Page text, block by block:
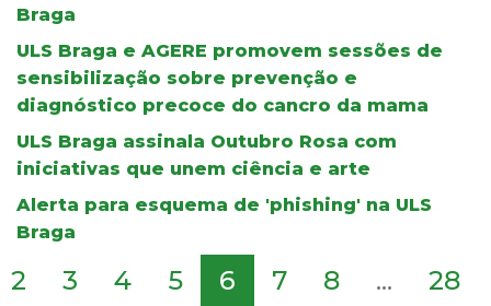
Braga
ULS Braga e AGERE promovem sessões de
sensibilização sobre prevenção e
diagnóstico precoce do cancro da mama
ULS Braga assinala Outubro Rosa com
iniciativas que unem ciência e arte
Alerta para esquema de 'phishing' na ULS
Braga
2 3 4 5 6 7 8 ... 28